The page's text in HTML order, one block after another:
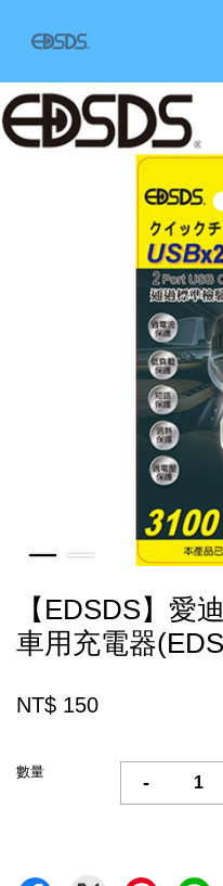
【EDSDS】愛
車用充電器
NT$ 150
數量
-
您的購物車